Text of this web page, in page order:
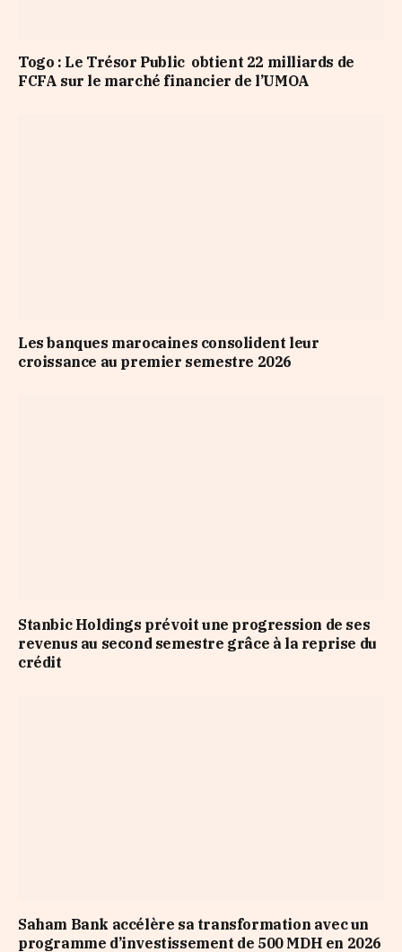
Togo : Le Trésor Public obtient 22 milliards de
FCFA sur le marché financier de l’UMOA
Les banques marocaines consolident leur
croissance au premier semestre 2026
Stanbic Holdings prévoit une progression de ses
revenus au second semestre grâce à la reprise du
crédit
Saham Bank accélère sa transformation avec un
programme d’investissement de 500 MDH en 2026